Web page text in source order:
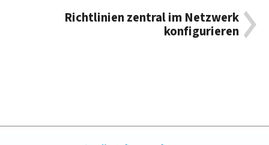
Richtlinien zentral im Netzwerk
konfigurieren